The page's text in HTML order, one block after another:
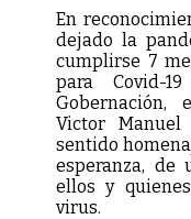
En
dejado la
cumplirse 7
para Covid-
Gobernación,
Victor Manuel
sentido
esperanza, de
ellos y
virus.